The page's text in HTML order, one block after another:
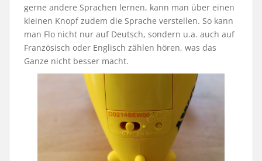
gerne andere Sprachen lernen, kann man über einen
kleinen Knopf zudem die Sprache verstellen. So kann
man Flo nicht nur auf Deutsch, sondern u.a. auch auf
Französisch oder Englisch zählen hören, was das
Ganze nicht besser macht.